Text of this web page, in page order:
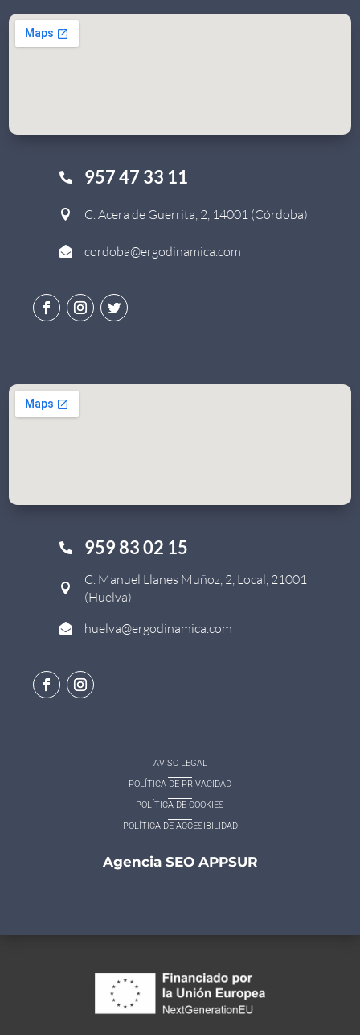
 957 47 33 11
 C. Acera de Guerrita, 2, 14001 (Córdoba)
 cordoba@ergodinamica.com
 959 83 02 15

C. Manuel Llanes Muñoz, 2, Local, 21001
(Huelva)
 huelva@ergodinamica.com
AVISO LEGAL
POLÍTICA DE PRIVACIDAD
POLÍTICA DE COOKIES
POLÍTICA DE ACCESIBILIDAD
Agencia SEO APPSUR